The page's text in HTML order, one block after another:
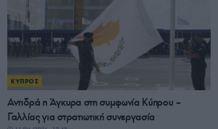
ΚΥΠΡΟΣ
Αντιδρά η Άγκυρα στη συμφωνία Κύπρου –
Γαλλίας για στρατιωτική συνεργασία